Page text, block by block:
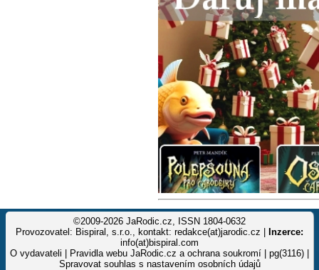
©2009-2026 JaRodic.cz, ISSN 1804-0632
Provozovatel: Bispiral, s.r.o., kontakt: redakce(at)jarodic.cz |
Inzerce:
info(at)bispiral.com
O vydavateli
Pravidla webu JaRodic.cz a ochrana soukromí | pg(3116) |
Spravovat souhlas s nastavením osobních údajů